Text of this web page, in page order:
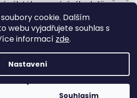
cookie. Dalším
webu vyjadřujete souhlas s
informací zde.
Nastavení
Souhlasím
HLEDAT
. Všechna práva vyhrazena.
výlet i kempování výhodněji.
obratem vám pošleme
osobních údajů